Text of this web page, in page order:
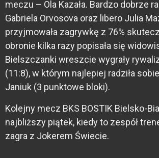
meczu – Ola Kazała. Bardzo dobrze
Gabriela Orvosova oraz libero Julia
przyjmowała zagrywkę z 76%
obronie kilka razy popisała się
Bielszczanki wreszcie wygrały
(11:8), w którym najlepiej radziła
Janiuk (3 punktowe bloki).
Kolejny mecz BKS BOSTIK Bielsko-
najbliższy piątek, kiedy to zespół
zagra z Jokerem Świecie.